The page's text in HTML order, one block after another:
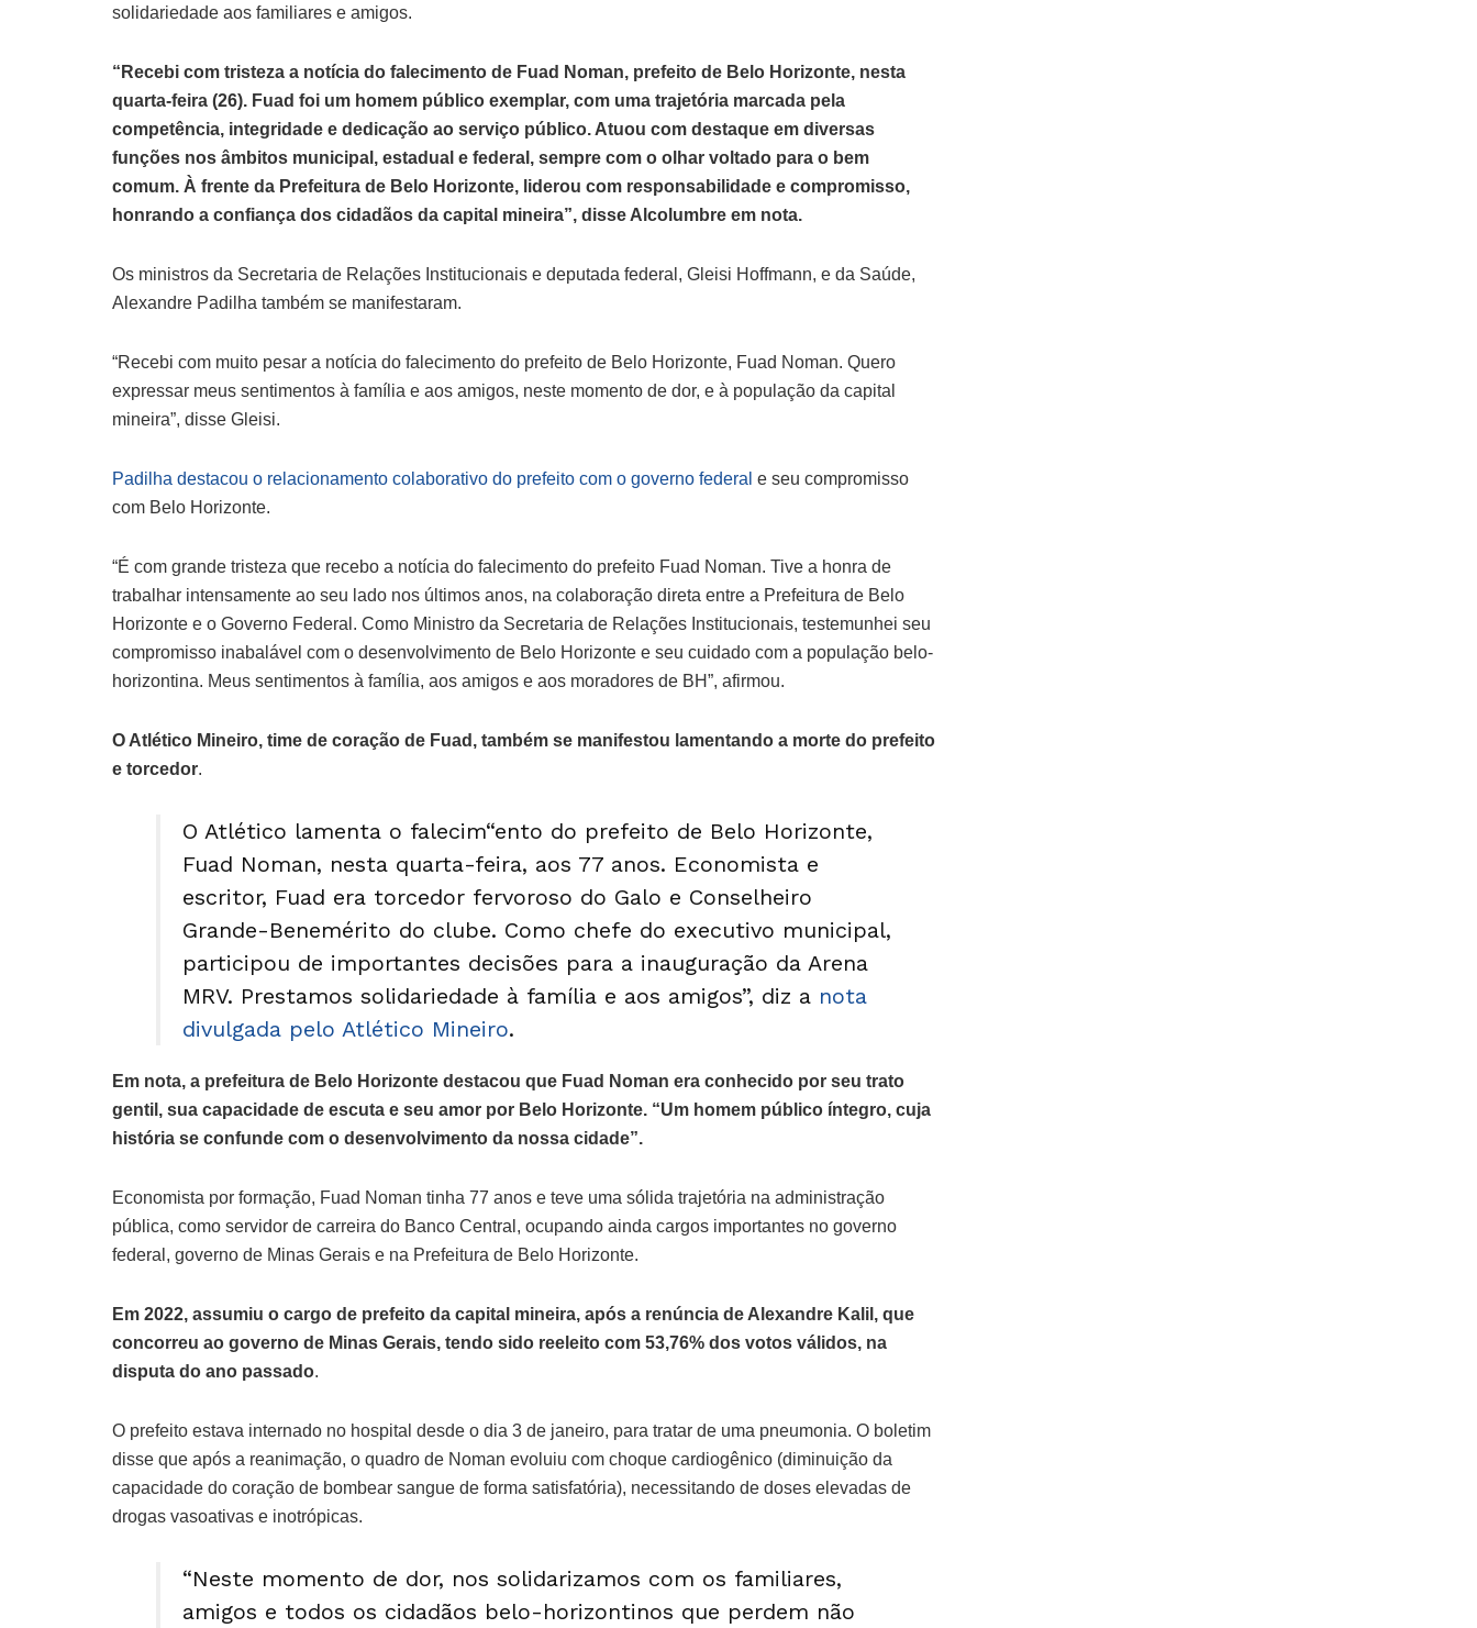
solidariedade aos familiares e amigos.
“Recebi com tristeza a notícia do falecimento de Fuad Noman, prefeito de Belo Horizonte, nesta
quarta-feira (26). Fuad foi um homem público exemplar, com uma trajetória marcada pela
competência, integridade e dedicação ao serviço público. Atuou com destaque em diversas
funções nos âmbitos municipal, estadual e federal, sempre com o olhar voltado para o bem
comum. À frente da Prefeitura de Belo Horizonte, liderou com responsabilidade e compromisso,
honrando a confiança dos cidadãos da capital mineira”, disse Alcolumbre em nota.
Os ministros da Secretaria de Relações Institucionais e deputada federal, Gleisi Hoffmann, e da Saúde,
Alexandre Padilha também se manifestaram.
“Recebi com muito pesar a notícia do falecimento do prefeito de Belo Horizonte, Fuad Noman. Quero
expressar meus sentimentos à família e aos amigos, neste momento de dor, e à população da capital
mineira”, disse Gleisi.
Padilha destacou o relacionamento colaborativo do prefeito com o governo federal e seu compromisso
com Belo Horizonte.
“É com grande tristeza que recebo a notícia do falecimento do prefeito Fuad Noman. Tive a honra de
trabalhar intensamente ao seu lado nos últimos anos, na colaboração direta entre a Prefeitura de Belo
Horizonte e o Governo Federal. Como Ministro da Secretaria de Relações Institucionais, testemunhei seu
compromisso inabalável com o desenvolvimento de Belo Horizonte e seu cuidado com a população belo-
horizontina. Meus sentimentos à família, aos amigos e aos moradores de BH”, afirmou.
O Atlético Mineiro, time de coração de Fuad, também se manifestou lamentando a morte do prefeito
e torcedor.
O Atlético lamenta o falecim“ento do prefeito de Belo Horizonte,
Fuad Noman, nesta quarta-feira, aos 77 anos. Economista e
escritor, Fuad era torcedor fervoroso do Galo e Conselheiro
Grande-Benemérito do clube. Como chefe do executivo municipal,
participou de importantes decisões para a inauguração da Arena
MRV. Prestamos solidariedade à família e aos amigos”, diz a nota
divulgada pelo Atlético Mineiro.
Em nota, a prefeitura de Belo Horizonte destacou que Fuad Noman era conhecido por seu trato
gentil, sua capacidade de escuta e seu amor por Belo Horizonte. “Um homem público íntegro, cuja
história se confunde com o desenvolvimento da nossa cidade”.
Economista por formação, Fuad Noman tinha 77 anos e teve uma sólida trajetória na administração
pública, como servidor de carreira do Banco Central, ocupando ainda cargos importantes no governo
federal, governo de Minas Gerais e na Prefeitura de Belo Horizonte.
Em 2022, assumiu o cargo de prefeito da capital mineira, após a renúncia de Alexandre Kalil, que
concorreu ao governo de Minas Gerais, tendo sido reeleito com 53,76% dos votos válidos, na
disputa do ano passado.
O prefeito estava internado no hospital desde o dia 3 de janeiro, para tratar de uma pneumonia. O boletim
disse que após a reanimação, o quadro de Noman evoluiu com choque cardiogênico (diminuição da
capacidade do coração de bombear sangue de forma satisfatória), necessitando de doses elevadas de
drogas vasoativas e inotrópicas.
“Neste momento de dor, nos solidarizamos com os familiares,
amigos e todos os cidadãos belo-horizontinos que perdem não